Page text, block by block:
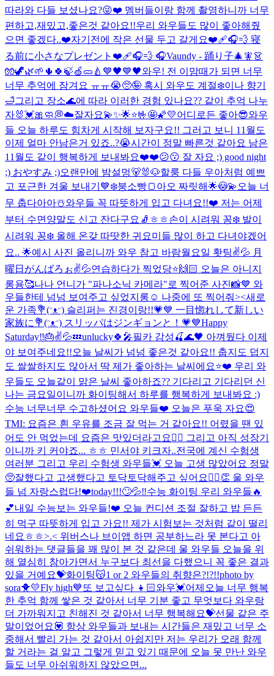
따라와 다들 보셨나요?😜❤️ 멤버들이랑 함께 촬영하니까 너무
편하고,재밌고,좋은것 같아요!!우리 와우들도 많이 좋아해줬
으면 좋겠다..❤️자기전에 작은 선물 두고 갈게요❤️‍🩹🎧💨 寝
る前に小さなプレゼント❤️‍🩹🎧💨 🎧Vaundy - 踊り子🎄🧚👗
🧤🦖🌿🌱🌵🍀🍃🍏🥒🍐 💙🖤💙🖤와우! 전 이맘때가 되면 너무
너무 추억에 잠겨요 ㅠㅠ😭🥺🤪 혹시 와우도 계절❄️이나 향기
🛁그리고 장소🌊에 따라 이러한 경험 있나요?? 같이 추억 나누
자🐰💓🎀 🧼💭☁️잘자요💫✨🌟⭐️🤟🤩🌠💛어디로든 좋아😎와우
들 오늘 하루도 힘차게 시작해 보자구요!! 그러고 보니 11월도
이제 얼마 안남은거 있죠..?😭시간이 정말 빠른것 같아요 남은
11월도 같이 행복하게 보내봐요❤️❤️😕😗 잘 자요 ;) good night
;) おやすみ ;)오랜만에 밤설멍🐻🐰🐶할룽 다들 우아처럼 예쁘
고 포근한 겨울 보내기💙❄️붕소빵🍞 아오 짜릿해🌟😳💫 오늘 너
무 춥다아아☃️와우들 꼭 따뜻하게 입고 다녀요!!❤️ 저는 어제
부터 수면양말도 신고 잔다구요🧦ㅎㅎ손이 시려워 꽁❄️ 발이
시려워 꽁❄️ 올해 온갖 따땃한 귀요미들 많이 하고 다녀야겠어
요.. 🌟예시 사진 올리니까 와우 참고 바람월요일 홧팅✌️💦 月
曜日がんばろぉ✌️💦연습하다가 찍었당⭐️🙌🏻 오늘은 아니지
롱용🥰나나 언니가 "파나소닉 카메라"로 찍어준 사진📸💙 와
우들한테 넘넘 보여주고 싶었지롱☺️ 나중에 또 찍어줘><새로
운 가족💐(ᵔᴥᵔ) 슬리퍼는 진경이랑!!💗💙 一目惚れして新しい
家族に💐(ᵔᴥᵔ) スリッパはジンギョンと！💗💙Happy
Saturday‼️🎂✌️💦💤unlucky🍀🎤필카 감성🍒🌊🖤 아껴뒀다 이제
야 보여주네요!!오늘 날씨가 넘넘 좋은것 같아요!! 춥지도 덥지
도 쌀쌀하지도 않아서 딱 제가 좋아하는 날씨에요⭐️❤️ 우리 와
우들도 오늘같이 맑은 날씨 좋아하죠?? 기다리고 기다리던 신
나는 금요일이니까 화이팅해서 하루를 행복하게 보내봐요 :)
수능 너무너무 수고하셨어요 와우들❤️ 오늘은 푸욱 자요😍
TMI: 요즘은 흰 우유를 조금 잘 먹는 거 같아요!! 어렸을 땐 있
어도 안 먹었는데 요즘은 맛있더라고요👍🏻 그리고 아직 성장기
이니까 키 커야죠... ㅎㅎ 민서야 키크자..전국에 계신 수험생
여러분 그리고 우리 수험생 와우들💓 오늘 고생 많았어요 정말
🥺잘했다고 고생했다고 토닥토닥해주고 싶어요🙆‍♀️👏 울 와우
들 넘 자랑스럽다!❤️today!!!🙄💦‼️수능 화이팅 우리 와우들🔥
💕내일 수능보는 와우들!❤️ 오늘 컨디션 조절 잘하고 밥 든든
히 먹구 따뜻하게 입고 가요!! 제가 시험보는 것처럼 같이 떨리
네요ㅎㅎ>.< 위버스나 브이앱 하면 공부하느라 못 본다고 아
쉬워하는 댓글들을 꽤 많이 본 것 같은데 울 와우들 오늘을 위
해 열심히 참아가면서 누구보다 최선을 다했으니 꼭 좋은 결과
있을 거예요💝화이팅😽1 or 2 와우들의 취향은?!?!!photo by
sora🐥💛Fly high💙 또 보고싶다 👧🏻와우💓어제오늘 너무 행복
한 추억 함께 쌓은 것 같아서 너무 기분 좋고 무엇보다 와우랑
더 가까워지고 친해진 것 같아서 너무 행복해요💝선물 같은 주
말이었어요💟 항상 와우들과 보내는 시간들은 재밌고 너무 소
중해서 빨리 가는 것 같아서 아쉽지만 저는 우리가 오래 함께
할 거라는 걸 알고 그렇게 믿고 있기 때문에 오늘 못 만난 와우
들도 너무 아쉬워하지 않았으면...